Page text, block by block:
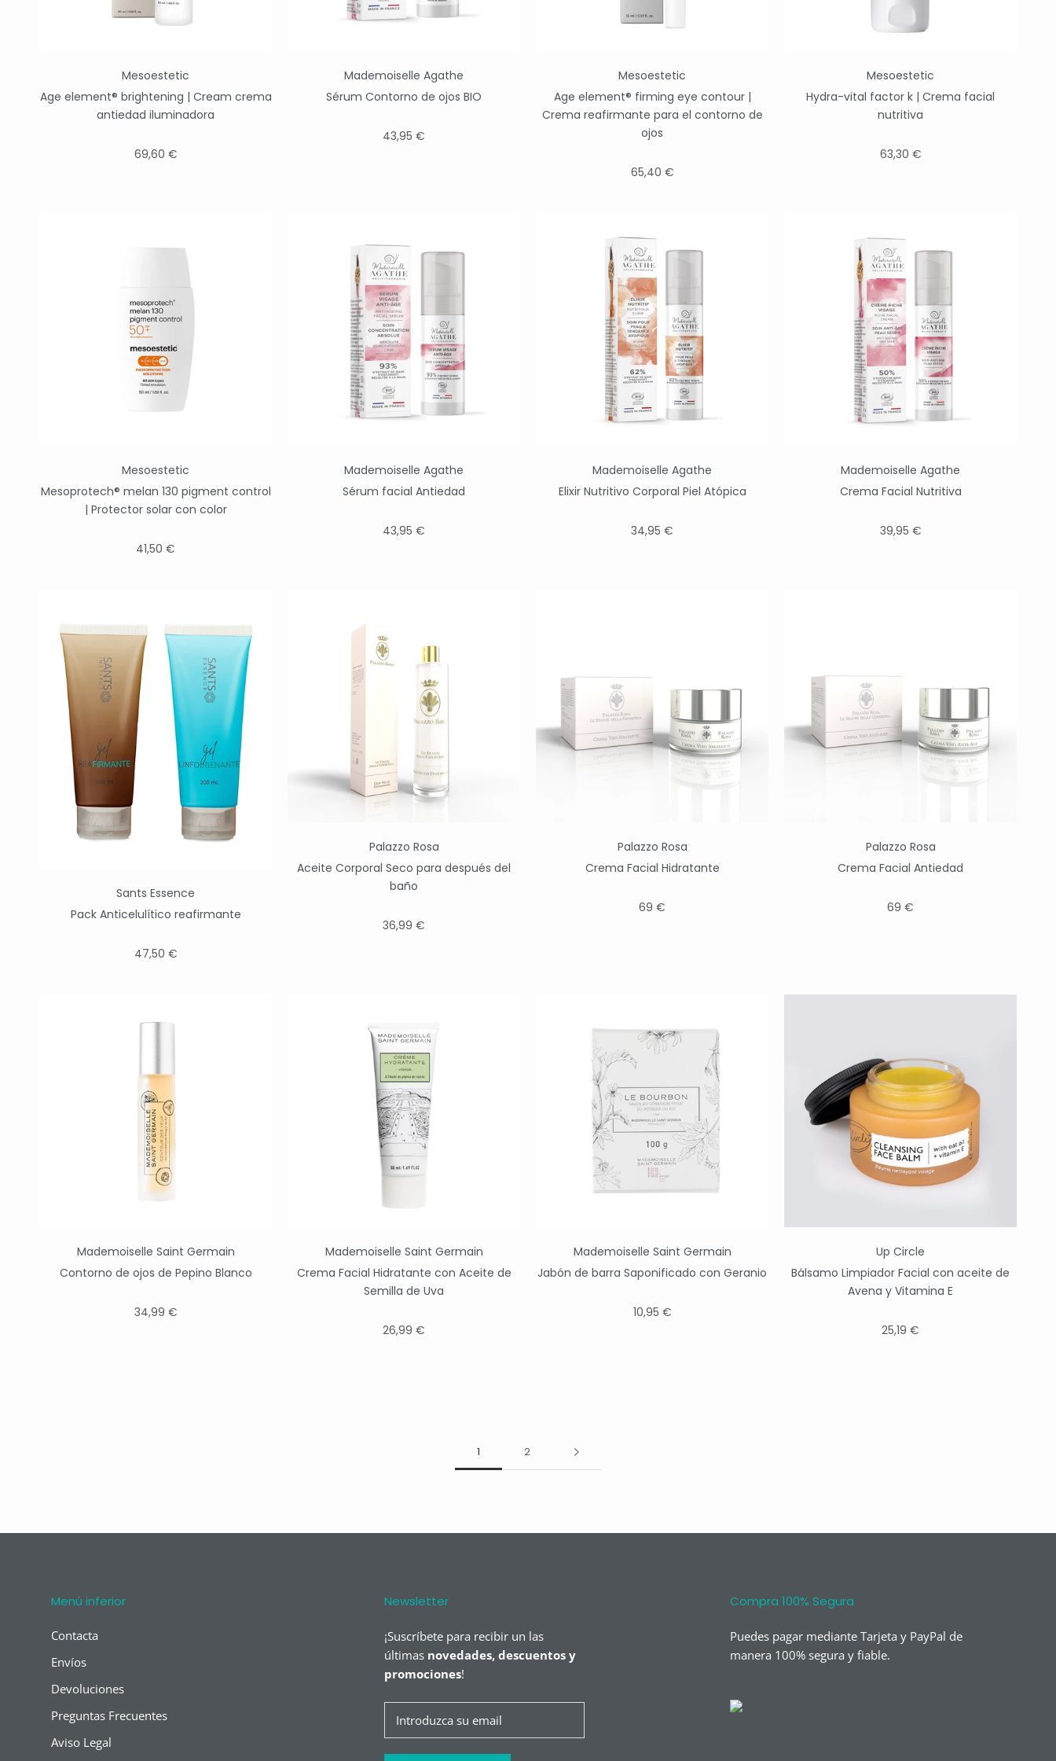
Mesoestetic
Age element® brightening | Cream crema
antiedad iluminadora
69,60 €
Mademoiselle Agathe
Sérum Contorno de ojos BIO
43,95 €
Mesoestetic
Age element® firming eye contour |
Crema reafirmante para el contorno de
ojos
65,40 €
Mesoestetic
Hydra-vital factor k | Crema facial
nutritiva
63,30 €
Mesoestetic
Mesoprotech® melan 130 pigment control
| Protector solar con color
41,50 €
Mademoiselle Agathe
Sérum facial Antiedad
43,95 €
Mademoiselle Agathe
Elixir Nutritivo Corporal Piel Atópica
34,95 €
Mademoiselle Agathe
Crema Facial Nutritiva
39,95 €
Sants Essence
Pack Anticelulítico reafirmante
47,50 €
Palazzo Rosa
Aceite Corporal Seco para después del
baño
36,99 €
Palazzo Rosa
Crema Facial Hidratante
69 €
Palazzo Rosa
Crema Facial Antiedad
69 €
Mademoiselle Saint Germain
Contorno de ojos de Pepino Blanco
34,99 €
Mademoiselle Saint Germain
Crema Facial Hidratante con Aceite de
Semilla de Uva
26,99 €
Mademoiselle Saint Germain
Jabón de barra Saponificado con Geranio
10,95 €
Up Circle
Bálsamo Limpiador Facial con aceite de
Avena y Vitamina E
25,19 €
1 2
Menú inferior
Contacta
Envíos
Devoluciones
Preguntas Frecuentes
Aviso Legal
Newsletter
¡Suscríbete para recibir un las
últimasnovedades, descuentos y
promociones!
Compra 100% Segura
Puedes pagar mediante Tarjeta y PayPal de
manera 100% segura y fiable.